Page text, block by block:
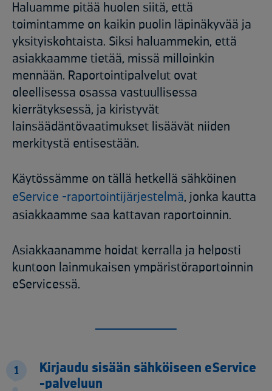
Haluamme pitää huolen siitä, että
toimintamme on kaikin puolin läpinäkyvää ja
yksityiskohtaista. Siksi haluammekin, että
asiakkaamme tietää, missä milloinkin
mennään. Raportointipalvelut ovat
oleellisessa osassa vastuullisessa
kierrätyksessä, ja kiristyvät
lainsäädäntövaatimukset lisäävät niiden
merkitystä entisestään.​
Käytössämme on tällä hetkellä sähköinen
eService -raportointijärjestelmä, jonka kautta
asiakkaamme saa kattavan raportoinnin. ​
Asiakkaanamme hoidat kerralla ja helposti
kuntoon lainmukaisen ympäristöraportoinnin
eServicessä.
1
Kirjaudu sisään sähköiseen eService
-palveluun